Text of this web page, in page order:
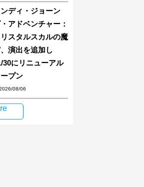
ディ・ジョーン
アドベンチャー：
スタルスカルの魔
演出を追加し
30にリニューアル
プン
08/06